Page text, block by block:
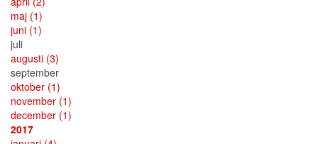
maj (1)
juni (1)
juli
augusti (3)
september
oktober (1)
november (1)
december (1)
2017